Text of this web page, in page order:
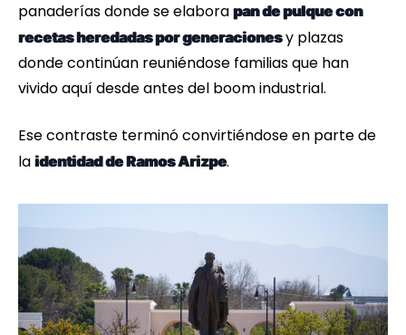
panaderías donde se elabora pan de pulque con
recetas heredadas por generacionesy plazas
donde continúan reuniéndose familias que han
vivido aquí desde antes del boom industrial.
Ese contraste terminó convirtiéndose en parte de
la identidad de Ramos Arizpe.